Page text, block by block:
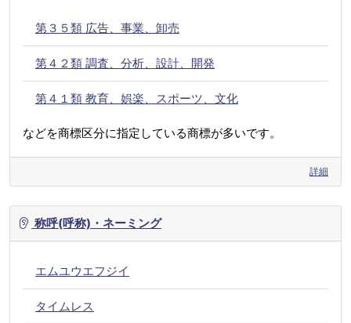
第３５類 広告、事業、卸売
第４２類 調査、分析、設計、開発
第４１類 教育、娯楽、スポーツ、文化
などを商標区分に指定している商標が多いです。
詳細
称呼(呼称)・ネーミング
エムユウエフジイ
タイムレス